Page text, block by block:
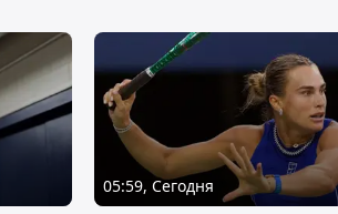
05:59, Сегодня